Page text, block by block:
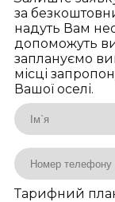
за
надуть Вам
допоможуть
заплануємо
місці
Вашої оселі.
Тарифний